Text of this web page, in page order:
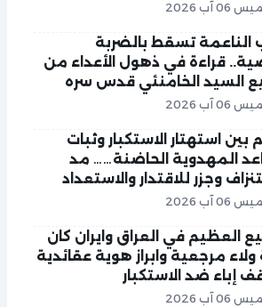
06 آب 2026
الناعمة تسقط بالضربة
قراءة في ذهول الأعداء من
السيد الخامنئي قدس سره
06 آب 2026
بين استهتار الاستكبار وثبات
المهدوية الحاضنة…… مد
وجزر للاقتدار والاستعداد
06 آب 2026
العظيم في العراق وايران كان
ولاء مرجعية وابراز هوية عقائدية
إباء ضد الاستكبار
06 آب 2026